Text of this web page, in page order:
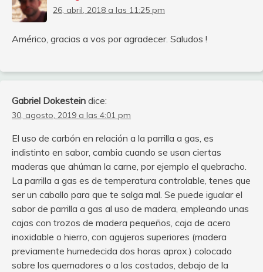
26, abril, 2018 a las 11:25 pm
Américo, gracias a vos por agradecer. Saludos !
Gabriel Dokestein dice:
30, agosto, 2019 a las 4:01 pm
El uso de carbón en relación a la parrilla a gas, es
indistinto en sabor, cambia cuando se usan ciertas
maderas que ahúman la carne, por ejemplo el quebracho.
La parrilla a gas es de temperatura controlable, tenes que
ser un caballo para que te salga mal. Se puede igualar el
sabor de parrilla a gas al uso de madera, empleando unas
cajas con trozos de madera pequeños, caja de acero
inoxidable o hierro, con agujeros superiores (madera
previamente humedecida dos horas aprox.) colocado
sobre los quemadores o a los costados, debajo de la